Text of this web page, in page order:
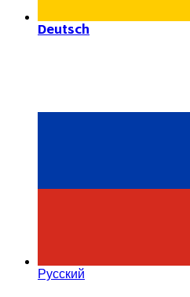
Deutsch
Русский